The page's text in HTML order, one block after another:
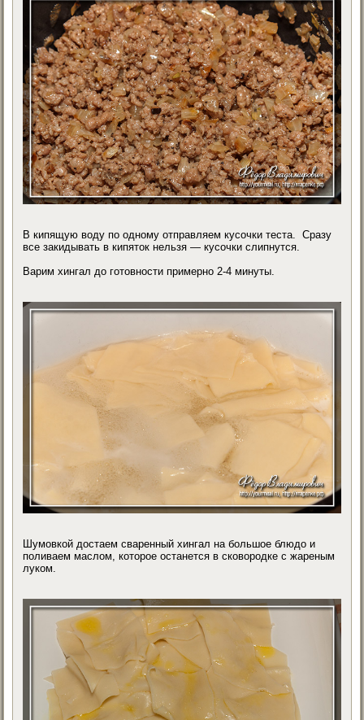
В кипящую воду по одному отправляем кусочки теста. Сразу
все закидывать в кипяток нельзя — кусочки слипнутся.
Варим хингал до готовности примерно 2-4 минуты.
Шумовкой достаем сваренный хингал на большое блюдо и
поливаем маслом, которое останется в сковородке с жареным
луком.